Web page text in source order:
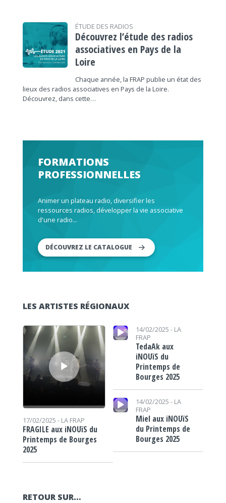
ÉTUDE DES RADIOS
Découvrez l’étude des radios
associatives en Pays de la
Loire
Chaque année, la FRAP publie un état des
lieux des radios associatives en Pays de la Loire.
Découvrez, dans cette…
FORMATIONS
PROFESSIONNELLES
Animer un plateau radio, diversifier les
ressources radios, développer la vie associative
d'une radio...
DÉCOUVREZ LE CATALOGUE
LES ARTISTES RÉGIONAUX
Lecteur audio
17/02/2025 - LA FRAP
FRAGILE aux iNOUïS du
Printemps de Bourges
2025
Lecteur audio 14/02/2025 - LA
FRAP
TedaAk aux
iNOUïS du
Printemps de
Bourges 2025
Lecteur audio
14/02/2025 - LA
FRAP
Miel aux iNOUïS
du Printemps de
Bourges 2025
RETOUR SUR…